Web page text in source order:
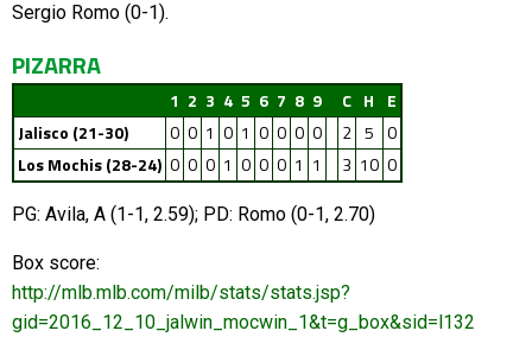
Sergio Romo (0-1).
PIZARRA
1 2 3 4 5 6 7 8 9 C H
E
Jalisco (21-30)
0 0 1 0 1 0 0 0 0 2 5 0
Los Mochis (28-24) 0 0 0 1 0 0 0 1 1 3 10 0
PG: Avila, A (1-1, 2.59); PD: Romo (0-1, 2.70)
Box score:
http://mlb.mlb.com/milb/stats/stats.jsp?
gid=2016_12_10_jalwin_mocwin_1&t=g_box&sid=l132